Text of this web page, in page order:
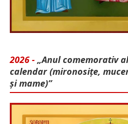
2026 - „Anul comemorativ
calendar (mironosițe,
și mame)”